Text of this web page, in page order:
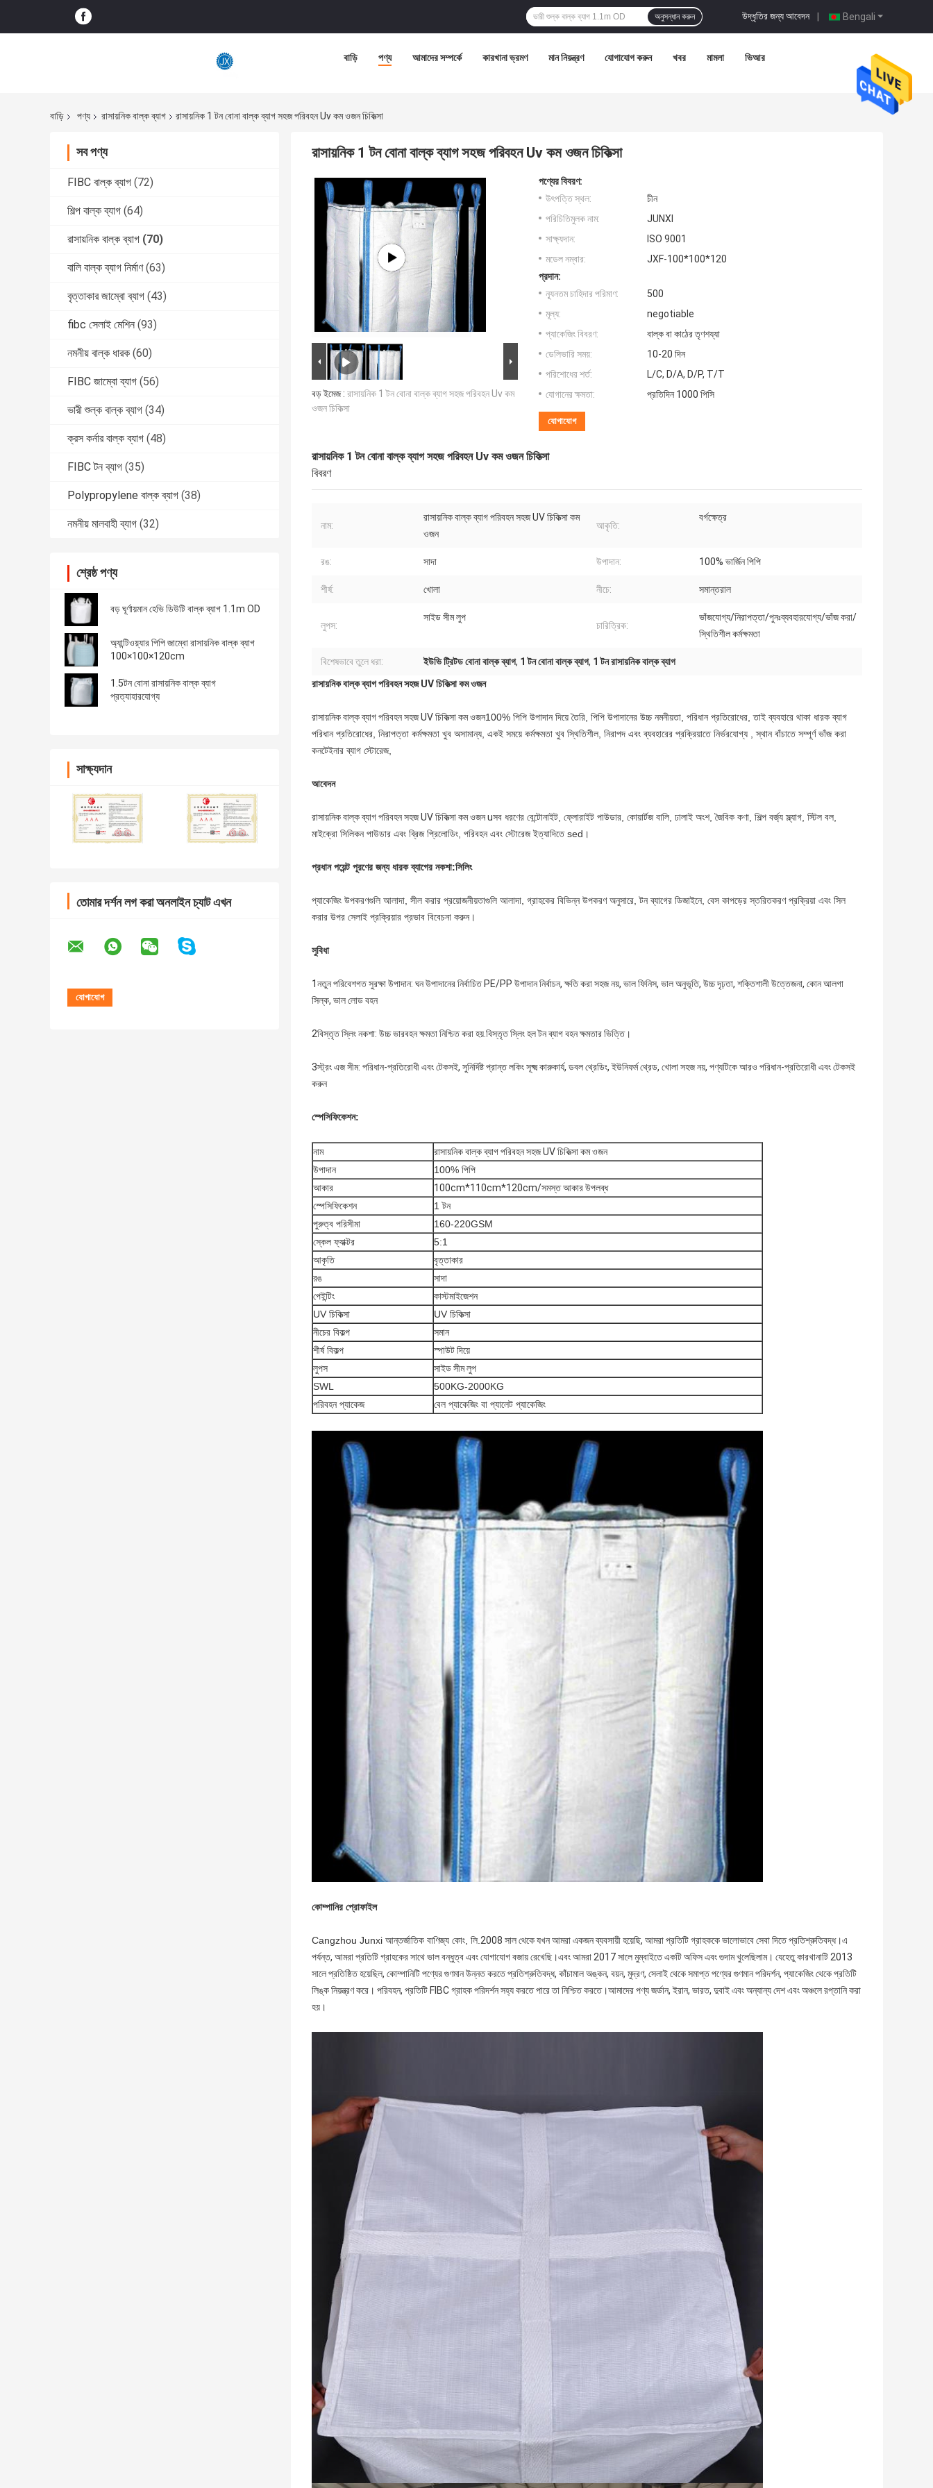
Bengali
উদ্ধৃতির জন্য আবেদন |
অনুসন্ধান করুন
বাড়ি পণ্য আমাদের সম্পর্কে কারখানা ভ্রমণ মান নিয়ন্ত্রণ যোগাযোগ করুন খবর মামলা ভিআর
বাড়ি পণ্য রাসায়নিক বাল্ক ব্যাগ রাসায়নিক 1 টন বোনা বাল্ক ব্যাগ সহজ পরিবহন Uv কম ওজন চিকিত্সা
সব পণ্য
FIBC বাল্ক ব্যাগ (72)
শিল্প বাল্ক ব্যাগ (64)
রাসায়নিক বাল্ক ব্যাগ (70)
বালি বাল্ক ব্যাগ নির্মাণ (63)
বৃত্তাকার জাম্বো ব্যাগ (43)
fibc সেলাই মেশিন (93)
নমনীয় বাল্ক ধারক (60)
FIBC জাম্বো ব্যাগ (56)
ভারী শুল্ক বাল্ক ব্যাগ (34)
ক্রস কর্নার বাল্ক ব্যাগ (48)
FIBC টন ব্যাগ (35)
Polypropylene বাল্ক ব্যাগ (38)
নমনীয় মালবাহী ব্যাগ (32)
শ্রেষ্ঠ পণ্য
বড় ঘূর্ণায়মান হেভি ডিউটি ​​বাল্ক ব্যাগ 1.1m OD
অ্যান্টিওয়্যার পিপি জাম্বো রাসায়নিক বাল্ক ব্যাগ
100×100×120cm
1.5টন বোনা রাসায়নিক বাল্ক ব্যাগ
প্রত্যাহারযোগ্য
সাক্ষ্যদান
তোমার দর্শন লগ করা অনলাইন চ্যাট এখন
রাসায়নিক 1 টন বোনা বাল্ক ব্যাগ সহজ পরিবহন Uv কম ওজন চিকিত্সা
বড় ইমেজ : রাসায়নিক 1 টন বোনা বাল্ক ব্যাগ সহজ পরিবহন Uv কম
ওজন চিকিত্সা
পণ্যের বিবরণ:
উৎপত্তি স্থল:
চীন
পরিচিতিমুলক নাম:
JUNXI
সাক্ষ্যদান:
ISO 9001
মডেল নম্বার:
JXF-100*100*120
প্রদান:
ন্যূনতম চাহিদার পরিমাণ:
500
মূল্য:
negotiable
প্যাকেজিং বিবরণ:
বাল্ক বা কাঠের তৃণশয্যা
ডেলিভারি সময়:
10-20 দিন
পরিশোধের শর্ত:
L/C, D/A, D/P, T/T
যোগানের ক্ষমতা:
প্রতিদিন 1000 পিসি
যোগাযোগ
রাসায়নিক 1 টন বোনা বাল্ক ব্যাগ সহজ পরিবহন Uv কম ওজন চিকিত্সা
বিবরণ
নাম:
রাসায়নিক বাল্ক ব্যাগ পরিবহন সহজ UV চিকিত্সা কম
ওজন
আকৃতি:
বর্গক্ষেত্র
রঙ: সাদা উপাদান: 100% ভার্জিন পিপি
শীর্ষ: খোলা নীচে: সমান্তরাল
লুপস:
সাইড সীম লুপ
চারিত্রিক:
ভাঁজযোগ্য/নিরাপত্তা/পুনঃব্যবহারযোগ্য/ভাঁজ করা/
স্থিতিশীল কর্মক্ষমতা
বিশেষভাবে তুলে ধরা: ইউভি ট্রিটড বোনা বাল্ক ব্যাগ, 1 টন বোনা বাল্ক ব্যাগ, 1 টন রাসায়নিক বাল্ক ব্যাগ
রাসায়নিক বাল্ক ব্যাগ পরিবহন সহজ UV চিকিত্সা কম ওজন
রাসায়নিক বাল্ক ব্যাগ পরিবহন সহজ UV চিকিত্সা কম ওজন100% পিপি উপাদান দিয়ে তৈরি, পিপি উপাদানের উচ্চ নমনীয়তা, পরিধান প্রতিরোধের, তাই ব্যবহারে থাকা ধারক ব্যাগ
পরিধান প্রতিরোধের, নিরাপত্তা কর্মক্ষমতা খুব অসামান্য, একই সময়ে কর্মক্ষমতা খুব স্থিতিশীল, নিরাপদ এবং ব্যবহারের প্রক্রিয়াতে নির্ভরযোগ্য , স্থান বাঁচাতে সম্পূর্ণ ভাঁজ করা
কনটেইনার ব্যাগ স্টোরেজ,
আবেদন
রাসায়নিক বাল্ক ব্যাগ পরিবহন সহজ UV চিকিত্সা কম ওজন uসব ধরণের বেন্টোনাইট, ফ্লোরাইট পাউডার, কোয়ার্টজ বালি, ঢালাই অংশ, জৈবিক কণা, শিল্প বর্জ্য স্ল্যাগ, স্টিল বল,
মাইক্রো সিলিকন পাউডার এবং ব্রিজ প্রিলোডিং, পরিবহন এবং স্টোরেজ ইত্যাদিতে sed।
প্রধান পয়েন্ট পূরণের জন্য ধারক ব্যাগের নকশা:সিলিং
প্যাকেজিং উপকরণগুলি আলাদা, সীল করার প্রয়োজনীয়তাগুলি আলাদা, গ্রাহকের বিভিন্ন উপকরণ অনুসারে, টন ব্যাগের ডিজাইনে, বেস কাপড়ের স্তরিতকরণ প্রক্রিয়া এবং সিল
করার উপর সেলাই প্রক্রিয়ার প্রভাব বিবেচনা করুন।
সুবিধা
1নতুন পরিবেশগত সুরক্ষা উপাদান: ঘন উপাদানের নির্বাচিত PE/PP উপাদান নির্বাচন, ক্ষতি করা সহজ নয়, ভাল ফিনিস, ভাল অনুভূতি, উচ্চ দৃঢ়তা, শক্তিশালী উত্তেজনা, কোন আলগা
সিল্ক, ভাল লোড বহন
2বিস্তৃত স্লিং নকশা: উচ্চ ভারবহন ক্ষমতা নিশ্চিত করা হয়.বিস্তৃত স্লিং হল টন ব্যাগ বহন ক্ষমতার ভিত্তি।
3স্ট্রং এজ সীম: পরিধান-প্রতিরোধী এবং টেকসই, সুনির্দিষ্ট প্রান্ত লকিং সূক্ষ্ম কারুকার্য, ডবল থ্রেডিং, ইউনিফর্ম থ্রেড, খোলা সহজ নয়, পণ্যটিকে আরও পরিধান-প্রতিরোধী এবং টেকসই
করুন
স্পেসিফিকেশন:
নাম
রাসায়নিক বাল্ক ব্যাগ পরিবহন সহজ UV চিকিত্সা কম ওজন
উপাদান
100% পিপি
আকার
100cm*110cm*120cm/সমস্ত আকার উপলব্ধ
স্পেসিফিকেশন
1 টন
পুরুত্ব পরিসীমা
160-220GSM
স্কেল ফ্যাক্টর
5:1
আকৃতি
বৃত্তাকার
রঙ
সাদা
পেইন্টিং
কাস্টমাইজেশন
UV চিকিত্সা
UV চিকিত্সা
নীচের বিকল্প
সমান
শীর্ষ বিকল্প
স্পাউট দিয়ে
লুপস
সাইড সীম লুপ
SWL
500KG-2000KG
পরিবহন প্যাকেজ
বেল প্যাকেজিং বা প্যালেট প্যাকেজিং
কোম্পানির প্রোফাইল
Cangzhou Junxi আন্তর্জাতিক বাণিজ্য কোং, লি.2008 সাল থেকে যখন আমরা একজন ব্যবসায়ী হয়েছি, আমরা প্রতিটি গ্রাহককে ভালোভাবে সেবা দিতে প্রতিশ্রুতিবদ্ধ।এ
পর্যন্ত, আমরা প্রতিটি গ্রাহকের সাথে ভাল বন্ধুত্ব এবং যোগাযোগ বজায় রেখেছি।এবং আমরা 2017 সালে মুম্বাইতে একটি অফিস এবং গুদাম খুলেছিলাম। যেহেতু কারখানাটি 2013
সালে প্রতিষ্ঠিত হয়েছিল, কোম্পানিটি পণ্যের গুণমান উন্নত করতে প্রতিশ্রুতিবদ্ধ, কাঁচামাল অঙ্কন, বয়ন, মুদ্রণ, সেলাই থেকে সমাপ্ত পণ্যের গুণমান পরিদর্শন, প্যাকেজিং থেকে প্রতিটি
লিঙ্ক নিয়ন্ত্রণ করে। পরিবহন, প্রতিটি FIBC গ্রাহক পরিদর্শন সহ্য করতে পারে তা নিশ্চিত করতে।আমাদের পণ্য জর্ডান, ইরান, ভারত, দুবাই এবং অন্যান্য দেশ এবং অঞ্চলে রপ্তানি করা
হয়।